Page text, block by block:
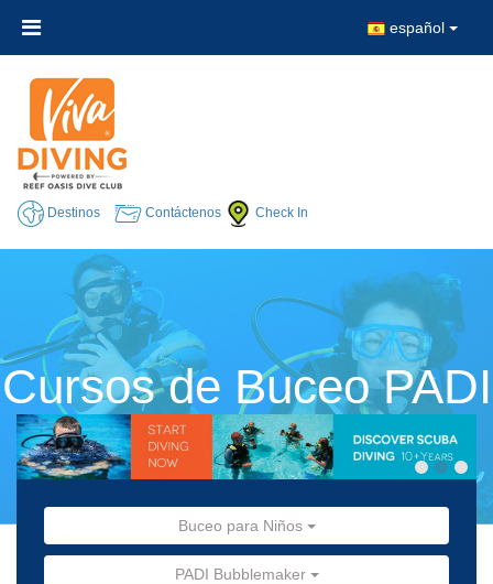
español
Destinos Contáctenos Check In
Cursos de Buceo PADI
Buceo para Niños
PADI Bubblemaker